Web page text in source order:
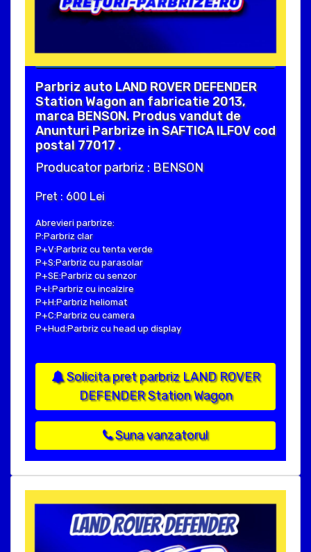
Parbriz auto LAND ROVER DEFENDER
Station Wagon an fabricatie 2013,
marca BENSON. Produs vandut de
Anunturi Parbrize in SAFTICA ILFOV cod
postal 77017 .
Producator parbriz : BENSON
Pret : 600 Lei
Abrevieri parbrize:
P:Parbriz clar
P+V:Parbriz cu tenta verde
P+S:Parbriz cu parasolar
P+SE:Parbriz cu senzor
P+I:Parbriz cu incalzire
P+H:Parbriz heliomat
P+C:Parbriz cu camera
P+Hud:Parbriz cu head up display
Solicita pret parbriz LAND ROVER
DEFENDER Station Wagon
Suna vanzatorul